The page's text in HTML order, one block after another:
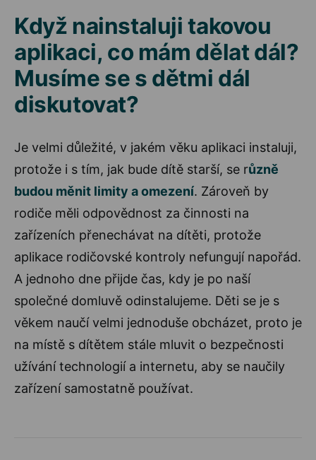
Když nainstaluji takovou
aplikaci, co mám dělat dál?
Musíme se s dětmi dál
diskutovat?
Je velmi důležité, v jakém věku aplikaci instaluji,
protože i s tím, jak bude dítě starší, se různě
budou měnit limity a omezení. Zároveň by
rodiče měli odpovědnost za činnosti na
zařízeních přenechávat na dítěti, protože
aplikace rodičovské kontroly nefungují napořád.
A jednoho dne přijde čas, kdy je po naší
společné domluvě odinstalujeme. Děti se je s
věkem naučí velmi jednoduše obcházet, proto je
na místě s dítětem stále mluvit o bezpečnosti
užívání technologií a internetu, aby se naučily
zařízení samostatně používat.